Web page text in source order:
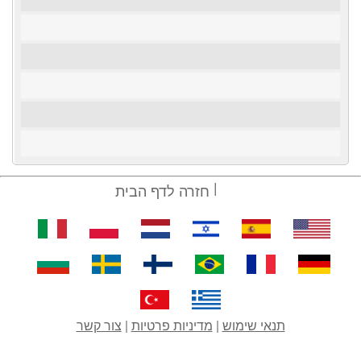
חזרה לדף הבית
תנאי שימוש| מדיניות פרטיות| צור קשר